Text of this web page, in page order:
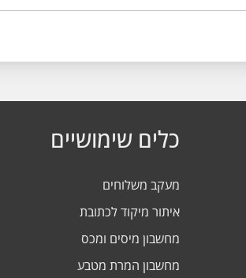
כלים שימושיים
מעקב משלוחים
איתור מיקוד לכתובת
מחשבון מיסים ומכס
מחשבון המרת מטבע